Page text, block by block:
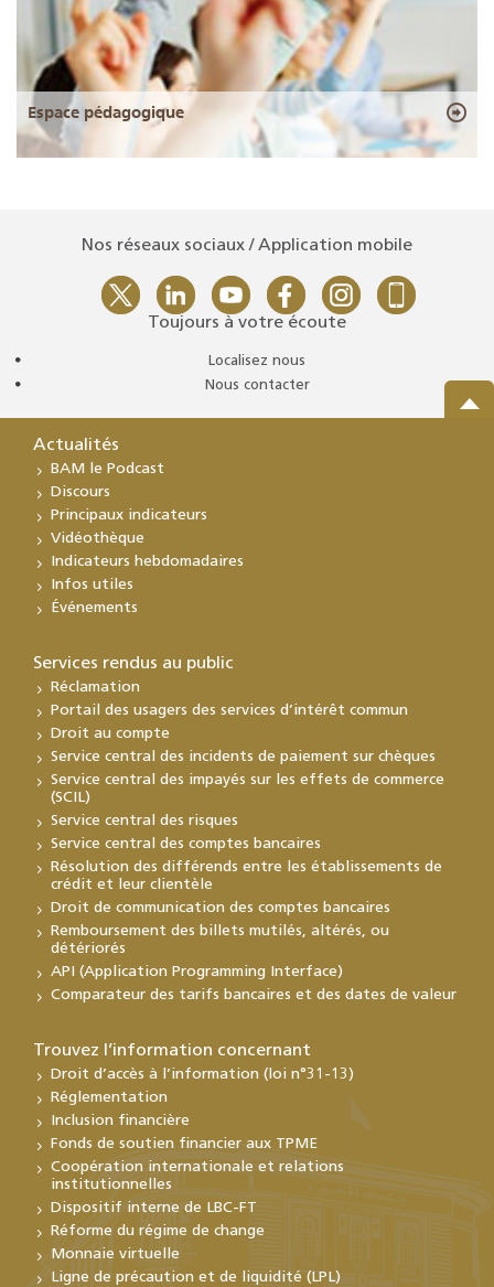
Espace pédagogique
Nos réseaux sociaux / Application mobile
Toujours à votre écoute
Localisez nous
Nous contacter
Actualités
BAM le Podcast
Discours
Principaux indicateurs
Vidéothèque
Indicateurs hebdomadaires
Infos utiles
Événements
Services rendus au public
Réclamation
Portail des usagers des services d’intérêt commun
Droit au compte
Service central des incidents de paiement sur chèques
Service central des impayés sur les effets de commerce
(SCIL)
Service central des risques
Service central des comptes bancaires
Résolution des différends entre les établissements de
crédit et leur clientèle
Droit de communication des comptes bancaires
Remboursement des billets mutilés, altérés, ou
détériorés
API (Application Programming Interface)
Comparateur des tarifs bancaires et des dates de valeur
Trouvez l’information concernant
Droit d’accès à l’information (loi n°31-13)
Réglementation
Inclusion financière
Fonds de soutien financier aux TPME
Coopération internationale et relations
institutionnelles
Dispositif interne de LBC-FT
Réforme du régime de change
Monnaie virtuelle
Ligne de précaution et de liquidité (LPL)